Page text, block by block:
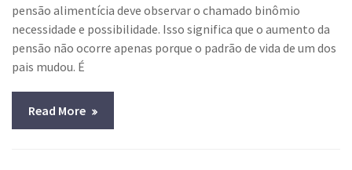
pensão alimentícia deve observar o chamado binômio
necessidade e possibilidade. Isso significa que o aumento da
pensão não ocorre apenas porque o padrão de vida de um dos
pais mudou. É
Read More